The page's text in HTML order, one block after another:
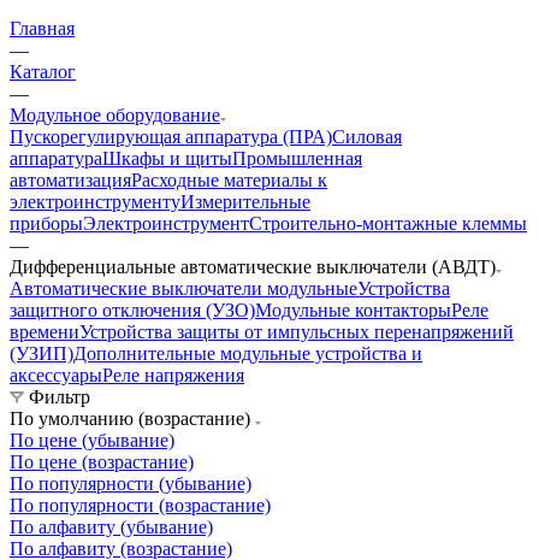
Главная
—
Каталог
—
Модульное оборудование
Пускорегулирующая аппаратура (ПРА)Силовая
аппаратураШкафы и щитыПромышленная
автоматизацияРасходные материалы к
электроинструментуИзмерительные
приборыЭлектроинструментСтроительно-монтажные клеммы
—
Дифференциальные автоматические выключатели (АВДТ)
Автоматические выключатели модульныеУстройства
защитного отключения (УЗО)Модульные контакторыРеле
времениУстройства защиты от импульсных перенапряжений
(УЗИП)Дополнительные модульные устройства и
аксессуарыРеле напряжения
Фильтр
По умолчанию (возрастание)
По цене (убывание)
По цене (возрастание)
По популярности (убывание)
По популярности (возрастание)
По алфавиту (убывание)
По алфавиту (возрастание)